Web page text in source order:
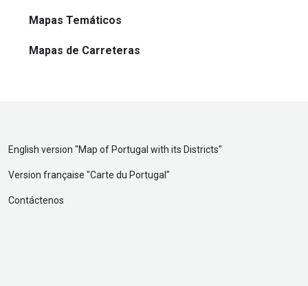
Mapas Temáticos
Mapas de Carreteras
English version "Map of Portugal with its Districts"
Version française "Carte du Portugal"
Contáctenos